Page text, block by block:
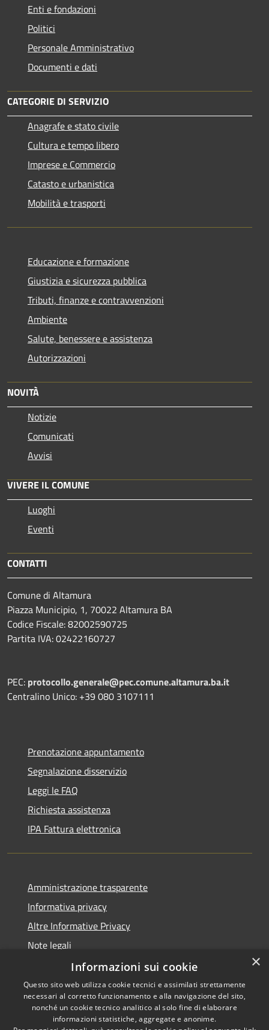
Enti e fondazioni
Politici
Personale Amministrativo
Documenti e dati
CATEGORIE DI SERVIZIO
Anagrafe e stato civile
Cultura e tempo libero
Imprese e Commercio
Catasto e urbanistica
Mobilità e trasporti
Educazione e formazione
Giustizia e sicurezza pubblica
Tributi, finanze e contravvenzioni
Ambiente
Salute, benessere e assistenza
Autorizzazioni
NOVITÀ
Notizie
Comunicati
Avvisi
VIVERE IL COMUNE
Luoghi
Eventi
CONTATTI
Comune di Altamura
Piazza Municipio, 1, 70022 Altamura BA
Codice Fiscale: 82002590725
Partita IVA: 02422160727
PEC: protocollo.generale@pec.comune.altamura.ba.it
Centralino Unico: +39 080 3107111
Prenotazione appuntamento
Segnalazione disservizio
Leggi le FAQ
Richiesta assistenza
IPA Fattura elettronica
Amministrazione trasparente
Informativa privacy
Altre Informative Privacy
Note legali
Dichiarazione di accessibilità
RSS Copyright © 2026 • Comune di
×
Informazioni sui cookie
Questo sito web utilizza cookie tecnici e assimilati strettamente
necessari al corretto funzionamento e alla navigazione del sito,
nonché un cookie tecnico analitico al solo fine di elaborare
informazioni statistiche, aggregate e anonime.